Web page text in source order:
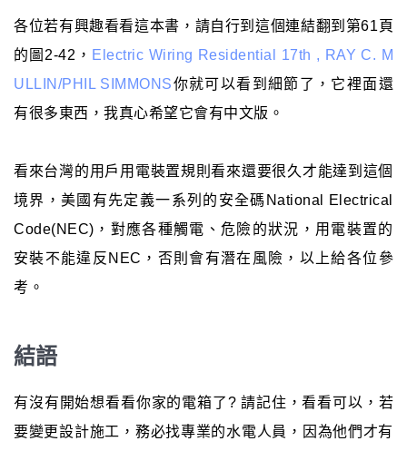
各位若有興趣看看這本書，請自行到這個連結翻到第61頁
的圖2-42， Electric Wiring Residential 17th , RAY C. M
ULLIN/PHIL SIMMONS你就可以看到細節了，它裡面還
有很多東西，我真心希望它會有中文版。
看來台灣的用戶用電裝置規則看來還要很久才能達到這個
境界，美國有先定義一系列的安全碼National Electrical
Code(NEC)，對應各種觸電、危險的狀況，用電裝置的
安裝不能違反NEC，否則會有潛在風險，以上給各位參
考。
結語
有沒有開始想看看你家的電箱了? 請記住，看看可以，若
要變更設計施工，務必找專業的水電人員，因為他們才有